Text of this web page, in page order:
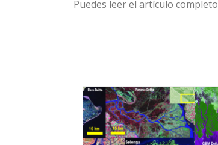
Puedes leer el artículo completo